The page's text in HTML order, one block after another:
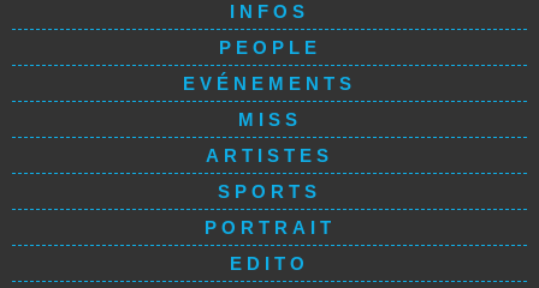
INFOS
PEOPLE
EVÉNEMENTS
MISS
ARTISTES
SPORTS
PORTRAIT
EDITO